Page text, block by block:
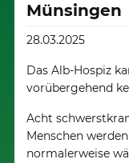
Münsingen
28.03.2025
Das Alb-Hospiz
vorübergehend
Acht
Menschen werden
normalerweise